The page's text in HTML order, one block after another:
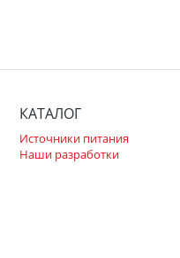
КАТАЛОГ
Источники питания
Наши разработки